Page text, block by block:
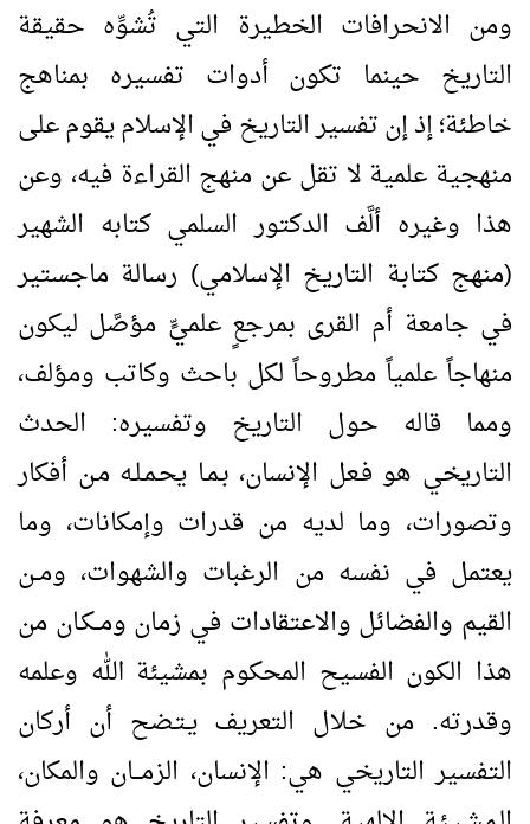
ومن الانحرافات الخطيرة التي تُشوِّه حقيقة
التاريخ حينما تكون أدوات تفسيره بمناهج
خاطئة؛ إذ إن تفسير التاريخ في الإسلام يقوم على
منهجية علمية لا تقل عن منهج القراءة فيه، وعن
هذا وغيره ألَّف الدكتور السلمي كتابه الشهير
(منهج كتابة التاريخ الإسلامي) رسالة ماجستير
في جامعة أم القرى بمرجعٍ علميٍّ مؤصَّل ليكون
منهاجاً علمياً مطروحاً لكل باحث وكاتب ومؤلف،
ومما قاله حول التاريخ وتفسيره: الحدث
التاريخي هو فـعل الإنسان، بـمـا يحـمـلـه مـن أفكار
وتصورات، وما لديه من قدرات وإمكانات، وما
يعتمل في نفسه من الرغبات والشهوات، ومــن
القيم والفضائل والاعتقادات في زمان ومــكـان من
هذا الكون الفسيح المحكوم بمشيئة الله وعلمه
وقدرته. من خلال التعريف يـتـضح أن أركان
التفسير التاريخي هي: الإنسان، الزمـــان والمكان،